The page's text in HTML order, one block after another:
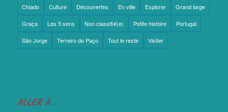
Chiado Culture Découvertes En ville Explorer Grand large
Graça Les 5 sens Non classifié(e) Petite histoire Portugal
São Jorge Terreiro do Paço Tout le reste Visiter
ALLER À …